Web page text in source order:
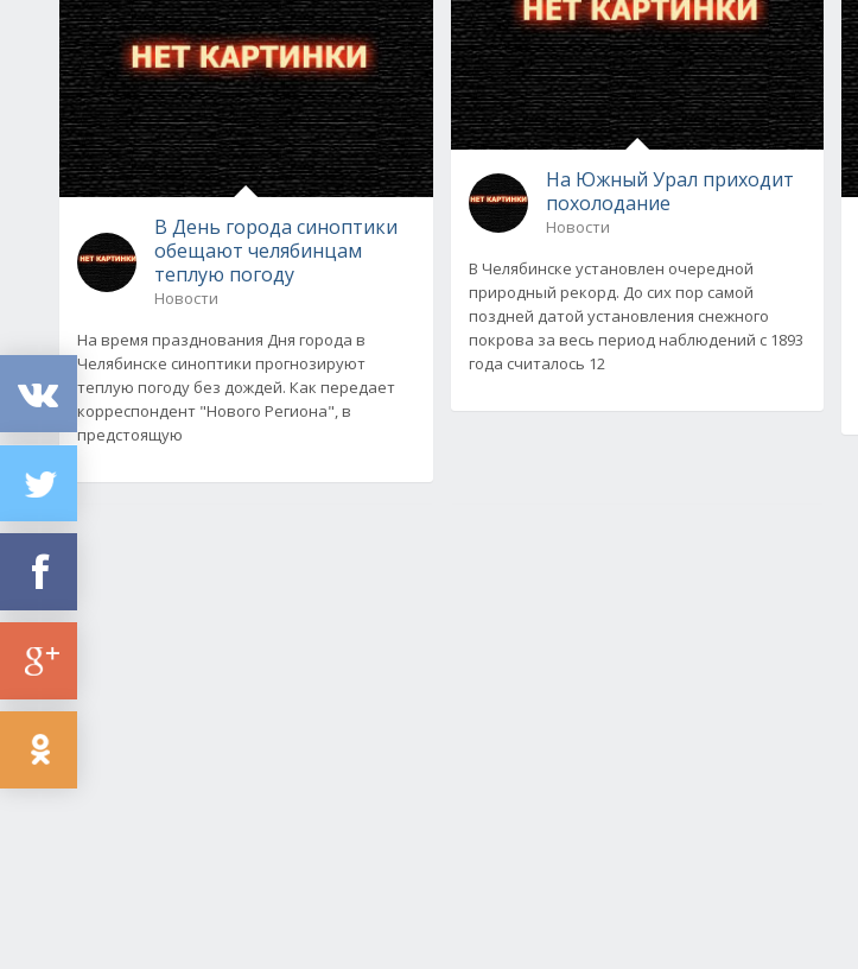
В День города синоптики
обещают челябинцам
теплую погоду
Новости
На время празднования Дня города в
Челябинске синоптики прогнозируют
теплую погоду без дождей. Как передает
корреспондент "Нового Региона", в
предстоящую
На Южный Урал приходит
похолодание
Новости
В Челябинске установлен очередной
природный рекорд. До сих пор самой
поздней датой установления снежного
покрова за весь период наблюдений с 1893
года считалось 12